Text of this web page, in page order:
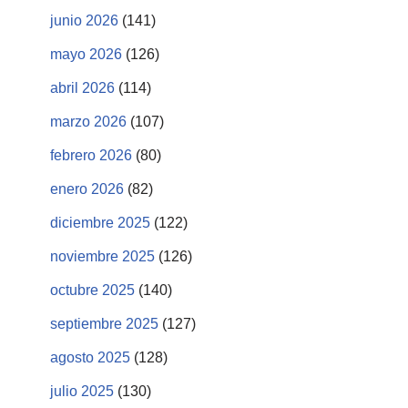
junio 2026 (141)
mayo 2026 (126)
abril 2026 (114)
marzo 2026 (107)
febrero 2026 (80)
enero 2026 (82)
diciembre 2025 (122)
noviembre 2025 (126)
octubre 2025 (140)
septiembre 2025 (127)
agosto 2025 (128)
julio 2025 (130)